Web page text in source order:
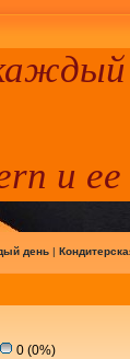
и ее
день|
0 (0%)